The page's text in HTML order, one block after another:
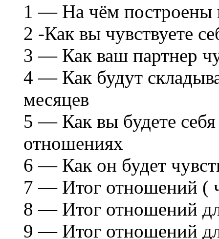
1 — На чём построены
2 -Как вы чувствуете
3 — Как ваш партнер
4 — Как будут
месяцев
5 — Как вы будете себя
отношениях
6 — Как он будет
7 — Итог отношений (
8 — Итог отношений
9 — Итог отношений